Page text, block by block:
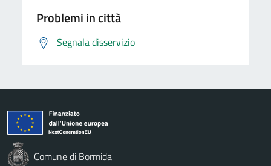
Problemi in città
Segnala disservizio
Comune di Bormida